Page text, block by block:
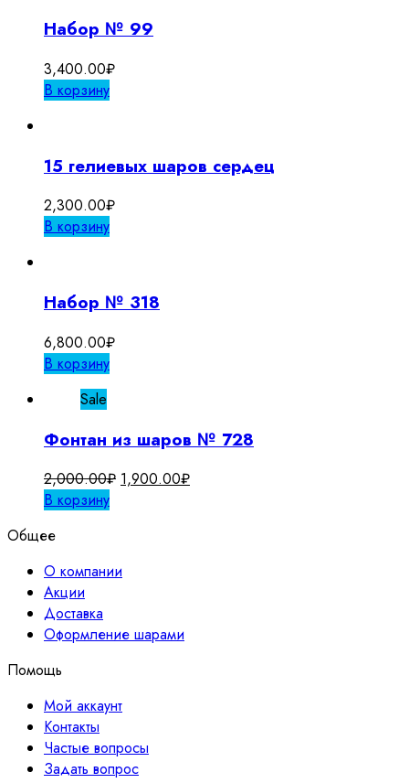
Набор № 99
3,400.00₽
В корзину
15 гелиевых шаров сердец
2,300.00₽
В корзину
Набор № 318
6,800.00₽
В корзину
Sale
Фонтан из шаров № 728
2,000.00₽ Первоначальная
1,900.00₽Текущая
В корзину
Общее
О компании
Акции
Доставка
Оформление шарами
Помощь
Мой аккаунт
Контакты
Частые вопросы
Задать вопрос